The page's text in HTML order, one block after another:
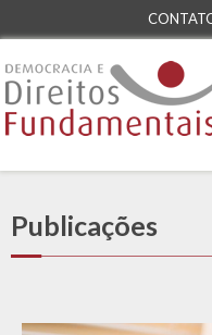
Publicações